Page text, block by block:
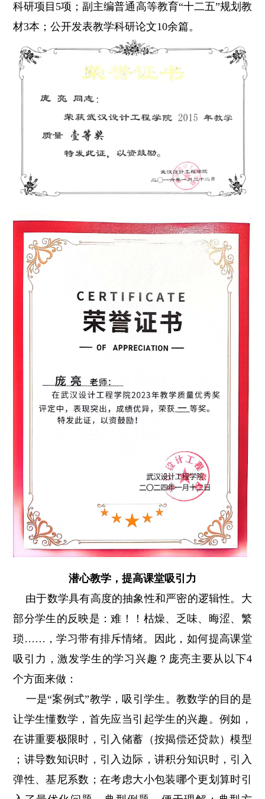
科研项目5项；副主编普通高等教育“十二五”规划教
材3本；公开发表教学科研论文10余篇。
潜心教学，提高课堂吸引力
由于数学具有高度的抽象性和严密的逻辑性。大
部分学生的反映是：难！！枯燥、乏味、晦涩、繁
琐……，学习带有排斥情绪。因此，如何提高课堂
吸引力，激发学生的学习兴趣？庞亮主要从以下4
个方面来做：
一是“案例式”教学，吸引学生。教数学的目的是
让学生懂数学，首先应当引起学生的兴趣。例如，
在讲重要极限时，引入储蓄（按揭偿还贷款）模型
；讲导数知识时，引入边际，讲积分知识时，引入
弹性、基尼系数；在考虑大小包装哪个更划算时引